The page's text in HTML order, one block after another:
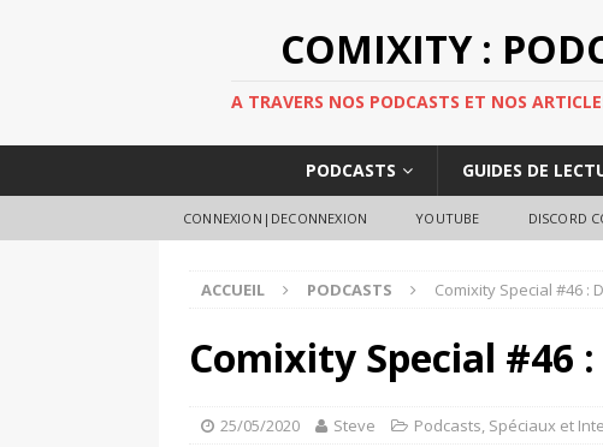
COMIXITY :
A TRAVERS NOS PODCASTS ET NOS
PODCASTS GUIDES DE
CONNEXION|DECONNEXION YOUTUBE DISCORD
ACCUEIL PODCASTS Comixity Special #46 :
Comixity Special #46
25/05/2020 Steve Podcasts, Spéciaux et